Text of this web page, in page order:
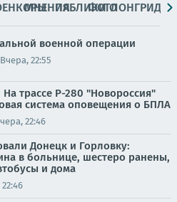
МНЕНИЯПАБЛИКИ
ФОТОЛОНГРИДЫ
военной операции
Вчера, 22:55
трассе Р-280 "Новороссия"
система оповещения о БПЛА
22:46
Донецк и Горловку:
в больнице, шестеро ранены,
и дома